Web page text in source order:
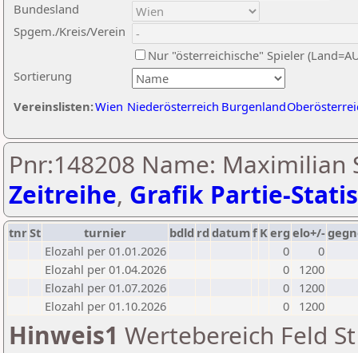
Sortierung
Bundesland
Spgem./Kreis/Verein
Nur "österreichische" Spieler
Vereinslisten:Wien Niederösterreich Burgenland
Pnr:148208 Name: Maximilian
Zeitreihe, Grafik Partie-
tnrSt turnier bdld rd datumf Kerg elo+/-
Elozahl per 01.01.2026
0
0
Elozahl per 01.04.2026
0
1200
Elozahl per 01.07.2026
0
1200
Elozahl per 01.10.2026
0 1200
Hinweis1 Wertebereich Feld